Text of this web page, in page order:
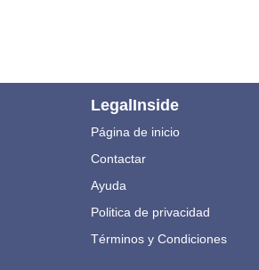
LegalInside
Página de inicio
Contactar
Ayuda
Politica de privacidad
Términos y Condiciones